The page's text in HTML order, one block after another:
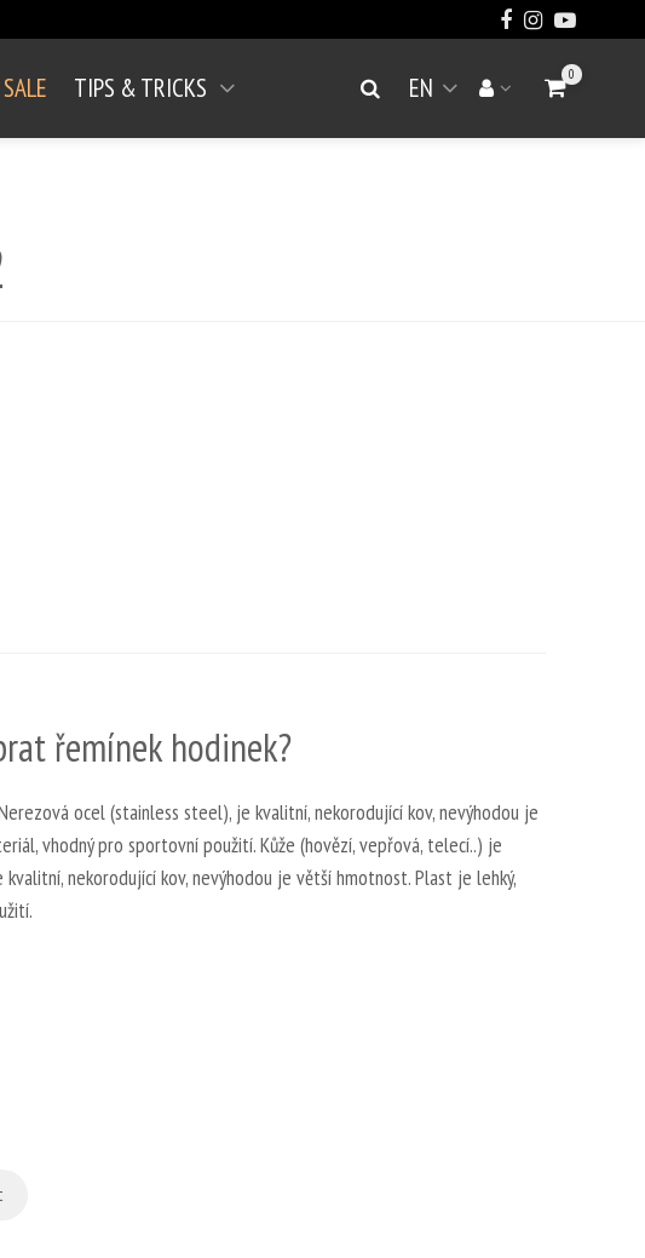
SALE TIPS & TRICKS Search EN
Open menuYour accountGo to Cart
0
řemínek hodinek?
ocel (stainless steel), je kvalitní, nekorodující kov, nevýhodou je
vhodný pro sportovní použití. Kůže (hovězí, vepřová, telecí..) je
nekorodující kov, nevýhodou je větší hmotnost. Plast je lehký,